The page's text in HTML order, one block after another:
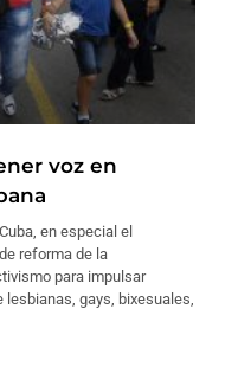
voz en
en especial el
reforma de la
para impulsar
gays, bixesuales,